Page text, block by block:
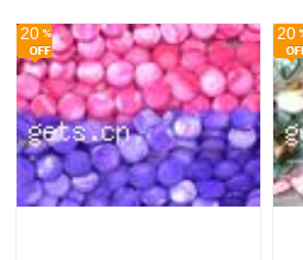
20 20